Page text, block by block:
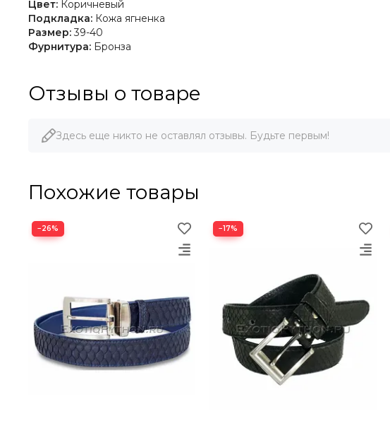
Цвет: Коричневый
Подкладка: Кожа ягненка
Размер:39-40
Фурнитура: Бронза
Отзывы о товаре
Здесь еще никто не оставлял отзывы. Будьте первым!
Похожие товары
−26% −17%